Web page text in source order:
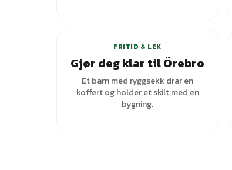
FRITID & LEK
Gjør deg klar til Örebro
Et barn med ryggsekk drar en
koffert og holder et skilt med en
bygning.